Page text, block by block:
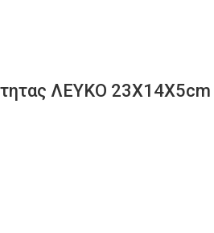
ΛΕΥΚΟ 23Χ14Χ5cm